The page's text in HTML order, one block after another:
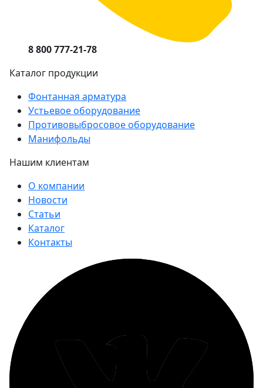
8 800 777-21-78
Каталог продукции
Фонтанная арматура
Устьевое оборудование
Противовыбросовое оборудование
Манифольды
Нашим клиентам
О компании
Новости
Статьи
Каталог
Контакты